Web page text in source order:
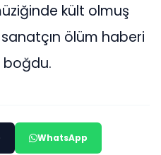
kült olmuş
ölüm haberi
boğdu.
WhatsApp